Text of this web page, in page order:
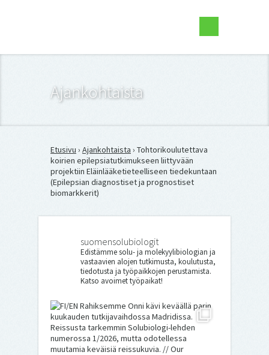
Suomen Solubiologit ry
Ajankohtaista
Etusivu › Ajankohtaista › Tohtorikoulutettava
koirien epilepsiatutkimukseen liittyvään
projektiin Eläinlääketieteelliseen tiedekuntaan
(Epilepsian diagnostiset ja prognostiset
biomarkkerit)
suomensolubiologit
Edistämme solu- ja molekyylibiologian ja
vastaavien alojen tutkimusta, koulutusta,
tiedotusta ja työpaikkojen perustamista.
Katso avoimet työpaikat!